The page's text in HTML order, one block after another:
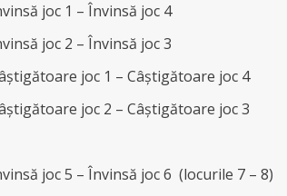
joc 1 – Învinsă joc 4
joc 2 – Învinsă joc 3
joc 1 – Câștigătoare joc 4
joc 2 – Câștigătoare joc 3
joc 5 – Învinsă joc 6 (locurile 7 – 8)